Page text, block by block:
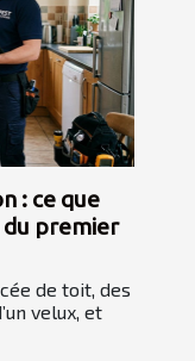
: ce que
du premier
de toit, des
velux, et